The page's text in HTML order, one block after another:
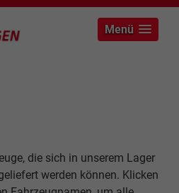
Menü
die sich in unserem Lager
werden können. Klicken